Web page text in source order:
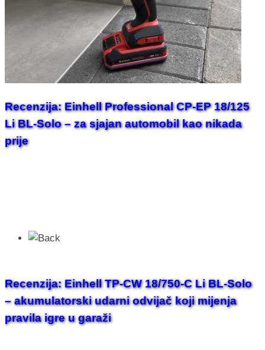
Recenzija: Einhell Professional CP-EP 18/125
Li BL-Solo – za sjajan automobil kao nikada
prije
Recenzija: Einhell TP-CW 18/750-C Li BL-Solo
– akumulatorski udarni odvijač koji mijenja
pravila igre u garaži